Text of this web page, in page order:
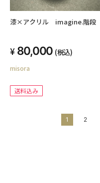
漆×アクリル imagine.階段
80,000 (税込)
misora
送料込み
1 2